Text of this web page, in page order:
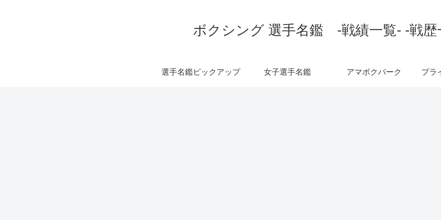
ボクシング 選手名鑑 -戦績一覧- -戦歴
選手名鑑ピックアップ 女子選手名鑑 アマボクパーク プラ